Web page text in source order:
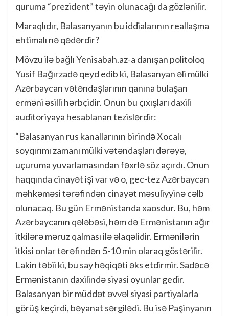
quruma “prezident” təyin olunacağı da gözlənilir.
Maraqlıdır, Balasanyanın bu iddialarının reallaşma
ehtimalı nə qədərdir?
Mövzu ilə bağlı Yenisabah.az-a danışan politoloq
Yusif Bağırzadə qeyd edib ki, Balasanyan əli mülki
Azərbaycan vətəndaşlarının qanına bulaşan
erməni əsilli hərbçidir. Onun bu çıxışları daxili
auditoriyaya hesablanan tezislərdir:
“Balasanyan rus kanallarının birində Xocalı
soyqırımı zamanı mülki vətəndaşları dərəyə,
uçuruma yuvarlamasından fəxrlə söz açırdı. Onun
haqqında cinayət işi var və o, gec-tez Azərbaycan
məhkəməsi tərəfindən cinayət məsuliyyinə cəlb
olunacaq. Bu gün Ermənistanda xaosdur. Bu, həm
Azərbaycanın qələbəsi, həm də Ermənistanın ağır
itkilərə məruz qalması ilə əlaqəlidir. Ermənilərin
itkisi onlar tərəfindən 5-10 min olaraq göstərilir.
Lakin təbii ki, bu say həqiqəti əks etdirmir. Sadəcə
Ermənistanın daxilində siyasi oyunlar gedir.
Balasanyan bir müddət əvvəl siyasi partiyalarla
görüş keçirdi, bəyanat sərgilədi. Bu isə Paşinyanın